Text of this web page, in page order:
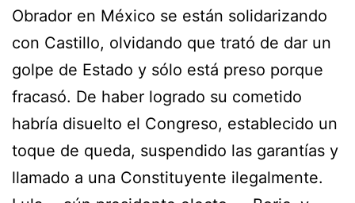
Obrador en México se están solidarizando
con Castillo, olvidando que trató de dar un
golpe de Estado y sólo está preso porque
fracasó. De haber logrado su cometido
habría disuelto el Congreso, establecido un
toque de queda, suspendido las garantías y
llamado a una Constituyente ilegalmente.